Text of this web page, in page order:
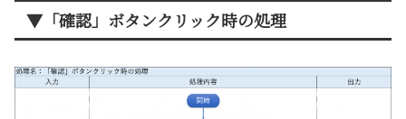
▼「確認」ボタンクリック時の処理